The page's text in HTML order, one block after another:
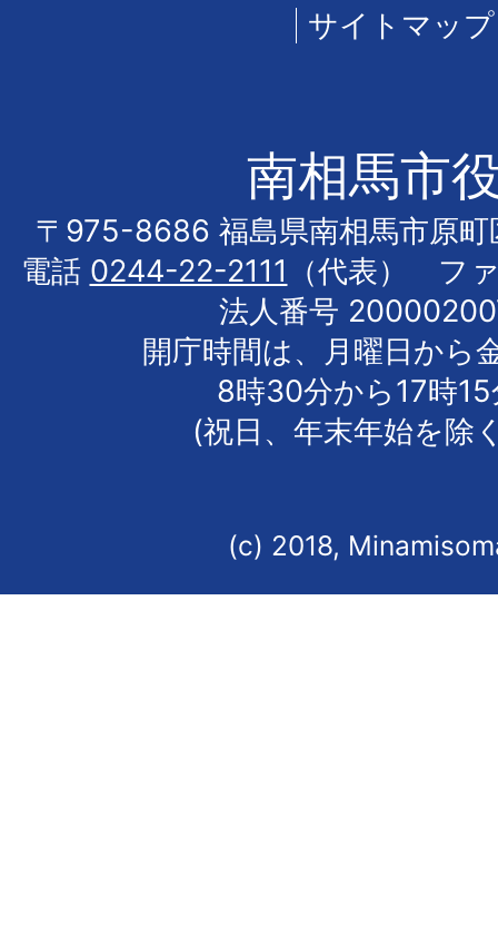
サイトマップ
南相馬市
〒975-8686 福島県南相馬市原町
電話 0244-22-2111
（代表） フ
法人番号
開庁時間は、月曜日から
8時30分から17時
(祝日、年末年始を除
(c) 2018,